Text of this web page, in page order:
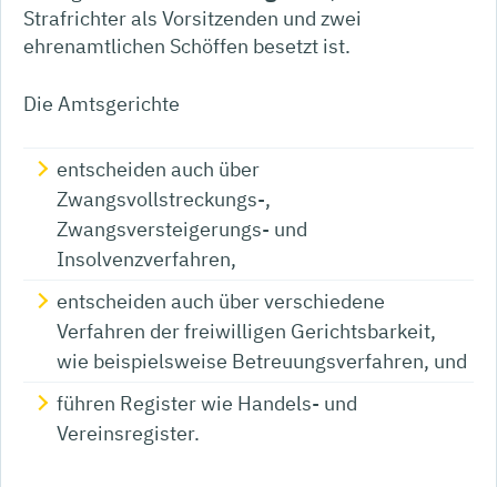
Strafrichter als Vorsitzenden und zwei
ehrenamtlichen Schöffen besetzt ist.
Die Amtsgerichte
entscheiden auch über
Zwangsvollstreckungs-,
Zwangsversteigerungs- und
Insolvenzverfahren,
entscheiden auch über verschiedene
Verfahren der freiwilligen Gerichtsbarkeit,
wie beispielsweise Betreuungsverfahren, und
führen Register wie Handels- und
Vereinsregister.